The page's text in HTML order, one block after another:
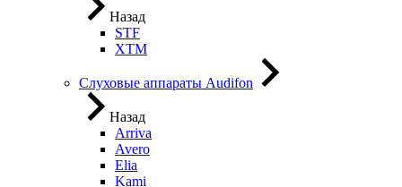
Назад
STF
XTM
Слуховые аппараты Audifon
Назад
Arriva
Avero
Elia
Kami